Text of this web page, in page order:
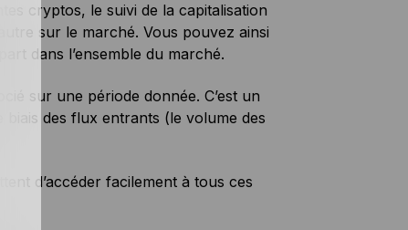
cryptos, le suivi de la capitalisation
sur le marché. Vous pouvez ainsi
dans l’ensemble du marché.
sur une période donnée. C’est un
des flux entrants (le volume des
d’accéder facilement à tous ces